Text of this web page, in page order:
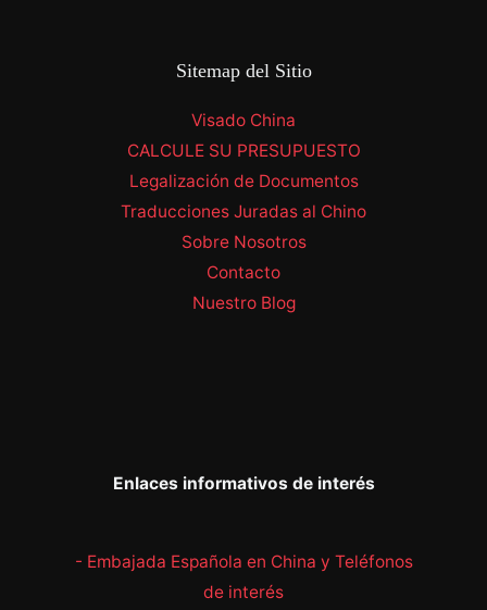
Sitemap del Sitio
Visado China
CALCULE SU PRESUPUESTO
Legalización de Documentos
Traducciones Juradas al Chino
Sobre Nosotros
Contacto
Nuestro Blog
Enlaces informativos de interés
- Embajada Española en China y Teléfonos
de interés